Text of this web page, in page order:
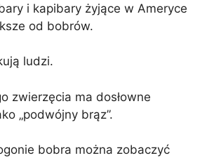
i kapibary żyjące w Ameryce
od bobrów.
ludzi.
zwierzęcia ma dosłowne
„podwójny brąz”.
bobra można zobaczyć